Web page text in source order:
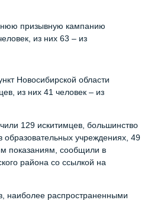
призывную кампанию
из них 63 – из
Новосибирской области
из них 41 человек – из
129 искитимцев, большинство
учреждениях, 49
показаниям, сообщили в
района со ссылкой на
наиболее распространенными